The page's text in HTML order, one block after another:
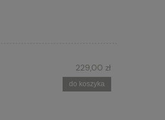
229,00 zł
do koszyka